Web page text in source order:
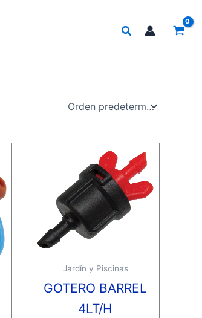
Buscar
Jardín y Piscinas
GOTERO BARREL
4LT/H